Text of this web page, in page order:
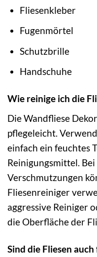
Fliesenkleber
Fugenmörtel
Schutzbrille
Handschuhe
Wie reinige ich die
Die Wandfliese
pflegeleicht.
einfach ein feuchtes
Reinigungsmittel.
Verschmutzungen
Fliesenreiniger
aggressive Reiniger
die Oberfläche der
Sind die Fliesen